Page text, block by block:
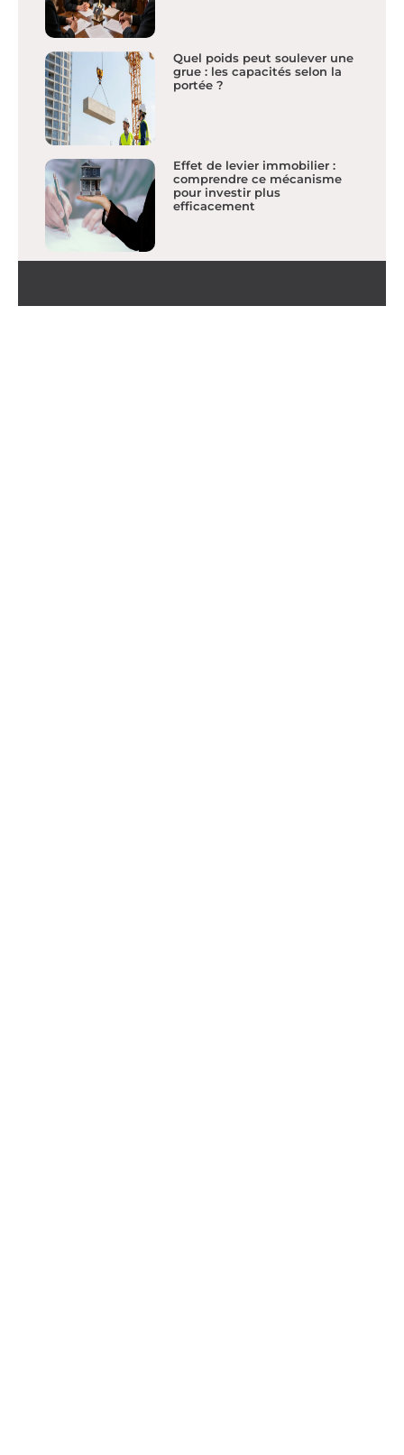
Quel poids peut soulever une
grue : les capacités selon la
portée ?
Effet de levier immobilier :
comprendre ce mécanisme
pour investir plus
efficacement